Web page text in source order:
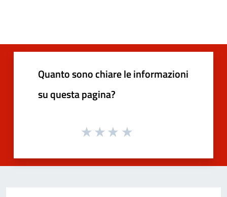
Quanto sono chiare le informazioni
su questa pagina?